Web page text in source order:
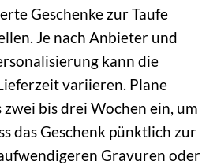
Geschenke zur Taufe
Je nach Anbieter und
kann die
variieren. Plane
bis drei Wochen ein, um
das Geschenk pünktlich zur
Gravuren oder